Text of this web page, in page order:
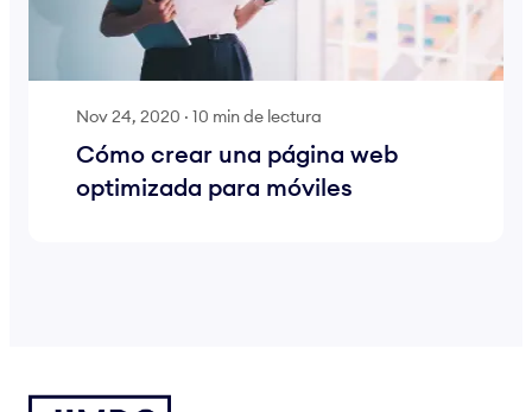
Nov 24, 2020 · 10 min de lectura
Cómo crear una página web
optimizada para móviles